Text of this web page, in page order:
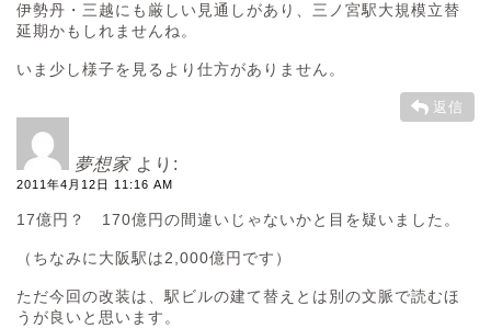
伊勢丹・三越にも厳しい見通しがあり、三ノ宮駅大規模立替
延期かもしれませんね。
いま少し様子を見るより仕方がありません。
返信
夢想家 より:
2011年4月12日 11:16 AM
17億円？ 170億円の間違いじゃないかと目を疑いました。
（ちなみに大阪駅は2,000億円です）
ただ今回の改装は、駅ビルの建て替えとは別の文脈で読むほ
うが良いと思います。